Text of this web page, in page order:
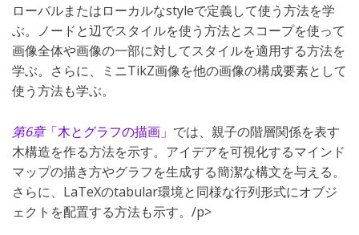
ローバルまたはローカルなstyleで定義して使う方法を学
ぶ。ノードと辺でスタイルを使う方法とスコープを使って
画像全体や画像の一部に対してスタイルを適用する方法を
学ぶ。さらに、ミニTikZ画像を他の画像の構成要素として
使う方法も学ぶ。
第6章「木とグラフの描画」 では、親子の階層関係を表す
木構造を作る方法を示す。アイデアを可視化するマインド
マップの描き方やグラフを生成する簡潔な構文を与える。
さらに、LaTeXのtabular環境と同様な行列形式にオブジ
ェクトを配置する方法も示す。/p>